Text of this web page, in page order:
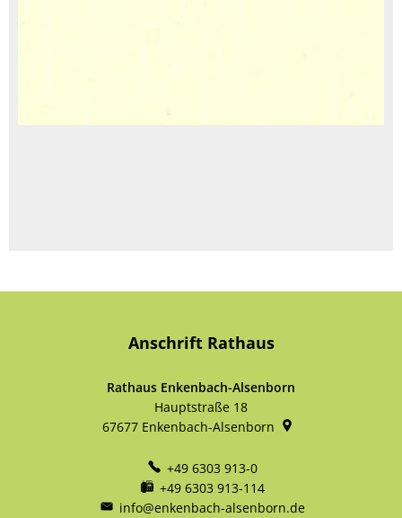
Anschrift Rathaus
Rathaus Enkenbach-Alsenborn
Hauptstraße 18
67677 Enkenbach-Alsenborn
+49 6303 913-0
+49 6303 913-114
info@enkenbach-alsenborn.de